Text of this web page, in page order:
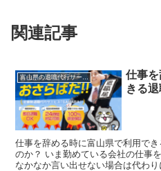
関連記事
富山県の退職代行サービス
仕事
きる
仕事を辞める時に富山県で利用で
のか？ いま勤めている会社の仕事
なかなか言い出せない場合は代わ